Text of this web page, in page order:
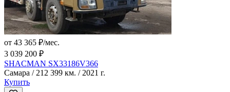
от 43 365 ₽/мес.
3 039 200 ₽
SHACMAN SX33186V366
Самара / 212 399 км. / 2021 г.
Купить